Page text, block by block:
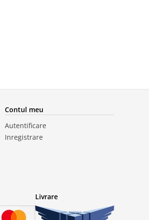
Contul meu
Autentificare
Inregistrare
Livrare